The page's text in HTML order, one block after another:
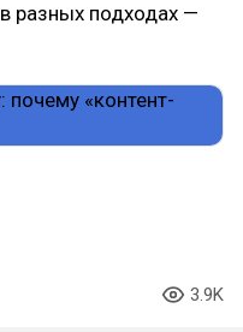
разных подходах —
3.9K